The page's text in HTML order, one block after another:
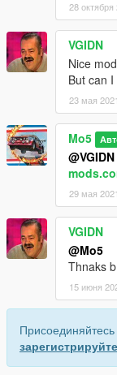
28 октября
VGIDN
Nice
But can
23 мая 2021
Mo5
@VGIDN
29 мая 2021
VGIDN
@Mo5
Thnaks
15 июня